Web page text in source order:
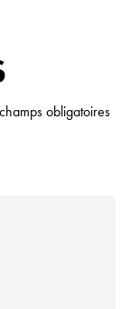
obligatoires